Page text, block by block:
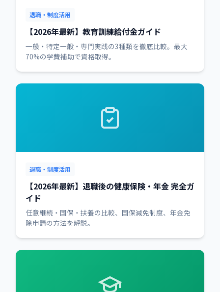
退職・制度活用
【2026年最新】教育訓練給付金ガイド
一般・特定一般・専門実践の3種類を徹底比較。最大
70%の学費補助で資格取得。
退職・制度活用
【2026年最新】退職後の健康保険・年金 完全ガ
イド
任意継続・国保・扶養の比較、国保減免制度、年金免
除申請の方法を解説。